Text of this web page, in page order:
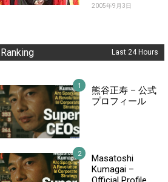
2005年9月3日
Ranking Last 24 Hours
熊谷正寿 – 公式
プロフィール
Masatoshi
Kumagai –